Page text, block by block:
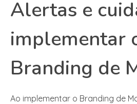
Alertas e
implementar
Branding de
Ao implementar o Branding de